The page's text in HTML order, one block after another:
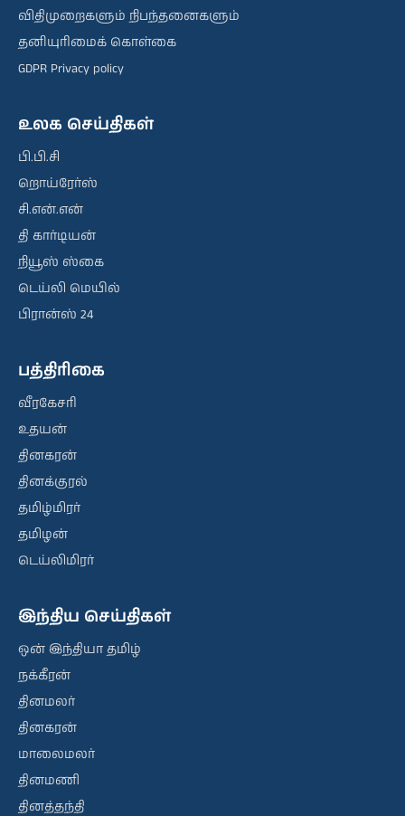
விதிமுறைகளும் நிபந்தனைகளும்
தனியுரிமைக் கொள்கை
GDPR Privacy policy
உலக செய்திகள்
பி.பி.சி
றொய்ரேர்ஸ்
சி.என்.என்
தி கார்டியன்
நியூஸ் ஸ்கை
டெய்லி மெயில்
பிரான்ஸ் 24
பத்திரிகை
வீரகேசரி
உதயன்
தினகரன்
தினக்குரல்
தமிழ்மிரர்
தமிழன்
டெய்லிமிரர்
இந்திய செய்திகள்
ஒன் இந்தியா தமிழ்
நக்கீரன்
தினமலர்
தினகரன்
மாலைமலர்
தினமணி
தினத்தந்தி